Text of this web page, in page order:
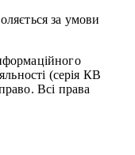
за умови
(серія КВ
Всі права